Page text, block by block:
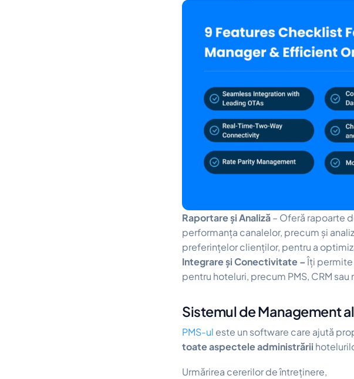
Raportare și Analiză– Oferă rapoarte
performanța canalelor, precum și
preferințelor clienților, pentru a
Integrare și Conectivitate –Îți permite
pentru hoteluri, precum PMS, CRM
Sistemul de Management
PMS-ul este un software care ajută
toate aspectele administrării
Urmărirea cererilor de întreținere,